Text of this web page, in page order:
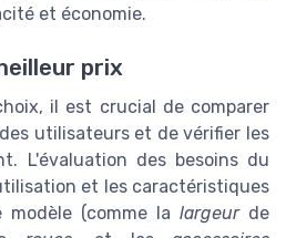
et économie.
prix
il est crucial de comparer
utilisateurs et de vérifier les
L'évaluation des besoins du
et les caractéristiques
modèle (comme la largeurde